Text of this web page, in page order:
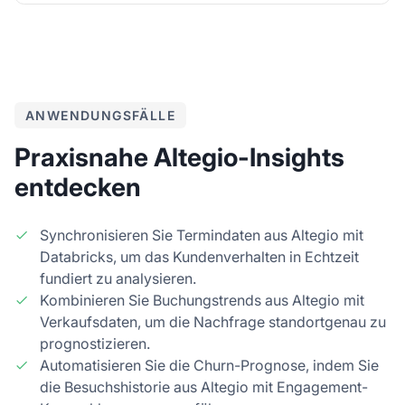
ANWENDUNGSFÄLLE
Praxisnahe Altegio-Insights
entdecken
Synchronisieren Sie Termindaten aus Altegio mit
Databricks, um das Kundenverhalten in Echtzeit
fundiert zu analysieren.
Kombinieren Sie Buchungstrends aus Altegio mit
Verkaufsdaten, um die Nachfrage standortgenau zu
prognostizieren.
Automatisieren Sie die Churn-Prognose, indem Sie
die Besuchshistorie aus Altegio mit Engagement-